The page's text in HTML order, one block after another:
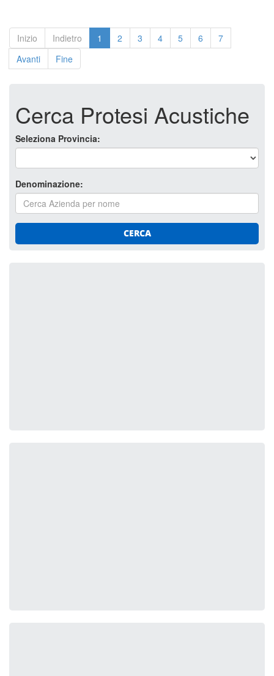
Inizio Indietro 1 2 3 4 5 6
7
Avanti
Fine
Cerca Protesi Acustiche
Seleziona Provincia:
Denominazione:
CERCA